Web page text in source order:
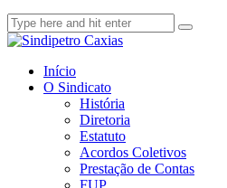
Início
O Sindicato
História
Diretoria
Estatuto
Acordos Coletivos
Prestação de Contas